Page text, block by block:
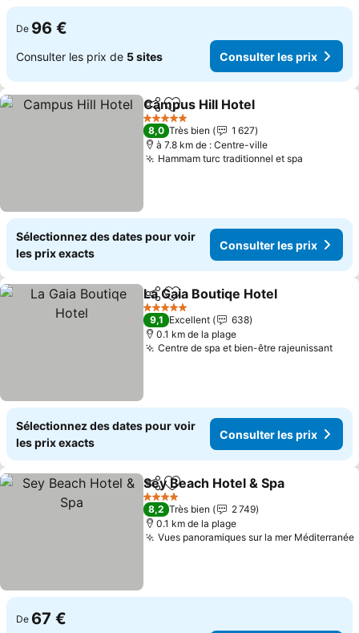
De 96 €
Consulter les prix de 5 sites Consulter les prix
PartagerAjouter à mes favoris
Campus Hill Hotel
5 Étoiles
8,0 Très bien
1 627
à 7.8 km de : Centre-ville
Hammam turc traditionnel et spa
Sélectionnez des dates pour voir
les prix exacts
Consulter les prix
PartagerAjouter à mes favoris
La Gaia Boutiqe Hotel
5 Étoiles
9,1 Excellent
638
0.1 km de la plage
Centre de spa et bien-être rajeunissant
Sélectionnez des dates pour voir
les prix exacts
Consulter les prix
PartagerAjouter à mes favoris
Sey Beach Hotel & Spa
4 Étoiles
8,2 Très bien
2 749
0.1 km de la plage
Vues panoramiques sur la mer Méditerranée
De 67 €